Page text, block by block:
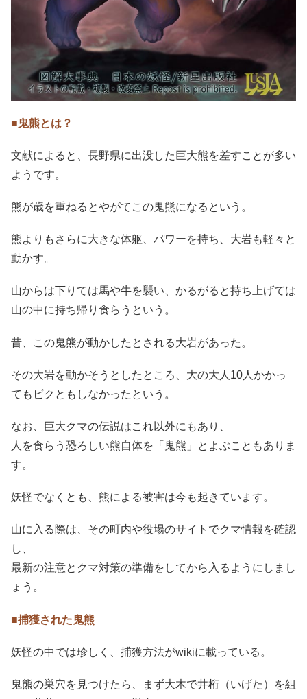
■鬼熊とは？
文献によると、長野県に出没した巨大熊を差すことが多い
ようです。
熊が歳を重ねるとやがてこの鬼熊になるという。
熊よりもさらに大きな体躯、パワーを持ち、大岩も軽々と
動かす。
山からは下りては馬や牛を襲い、かるがると持ち上げては
山の中に持ち帰り食らうという。
昔、この鬼熊が動かしたとされる大岩があった。
その大岩を動かそうとしたところ、大の大人10人かかっ
てもビクともしなかったという。
なお、巨大クマの伝説はこれ以外にもあり、
人を食らう恐ろしい熊自体を「鬼熊」とよぶこともありま
す。
妖怪でなくとも、熊による被害は今も起きています。
山に入る際は、その町内や役場のサイトでクマ情報を確認
し、
最新の注意とクマ対策の準備をしてから入るようにしまし
ょう。
■捕獲された鬼熊
妖怪の中では珍しく、捕獲方法がwikiに載っている。
鬼熊の巣穴を見つけたら、まず大木で井桁（いげた）を組